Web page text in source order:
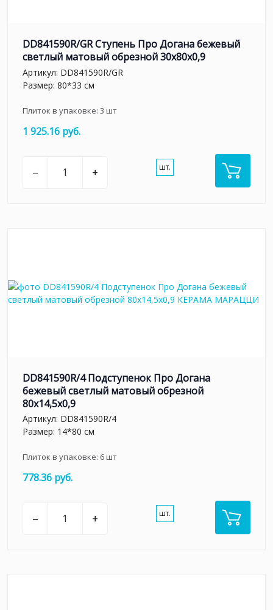
DD841590R/GR Ступень Про Догана бежевый
светлый матовый обрезной 30x80x0,9
Артикул: DD841590R/GR
Размер: 80*33 см
Плиток в упаковке: 3 шт
1 925.16 руб.
– + шт.
DD841590R/4 Подступенок Про Догана
бежевый светлый матовый обрезной
80x14,5x0,9
Артикул: DD841590R/4
Размер: 14*80 см
Плиток в упаковке: 6шт
778.36 руб.
– + шт.